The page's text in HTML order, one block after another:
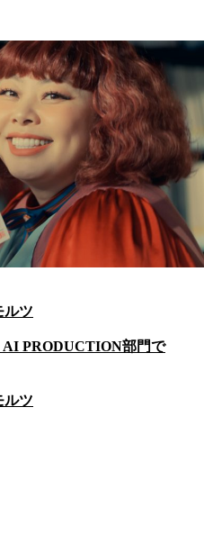
ルツ
AI PRODUCTION部門で
ルツ